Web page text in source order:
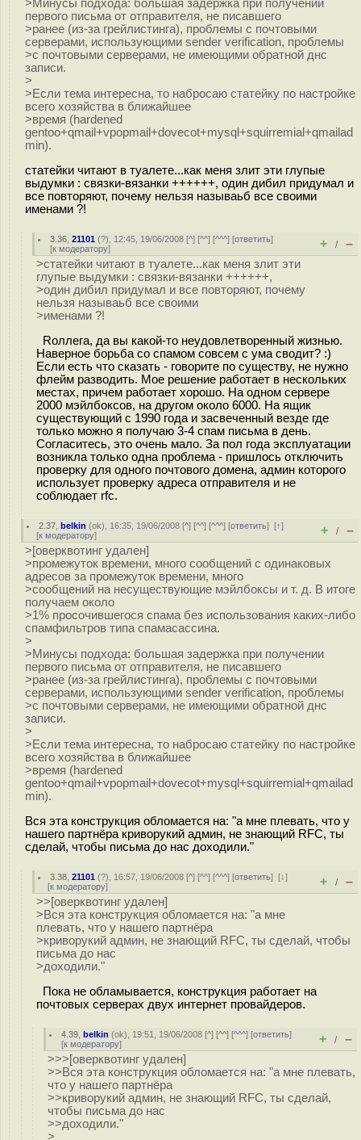
>Минусы подхода: большая задержка при получении
первого письма от отправителя, не писавшего
>ранее (из-за грейлистинга), проблемы с почтовыми
серверами, использующими sender verification, проблемы
>с почтовыми серверами, не имеющими обратной днс
записи.
>
>Если тема интересна, то набросаю статейку по настройке
всего хозяйства в ближайшее
>время (hardened
gentoo+qmail+vpopmail+dovecot+mysql+squirremial+qmailad
min).
статейки читают в туалете...как меня злит эти глупые
выдумки : связки-вязанки ++++++, один дибил придумал и
все повторяют, почему нельзя называьб все своими
именами ?!
3.36 ,21101 (?), 12:45, 19/06/2008 [^] [^^] [^^^] [ответить]
[к модератору] + / –
>статейки читают в туалете...как меня злит эти
глупые выдумки : связки-вязанки ++++++,
>один дибил придумал и все повторяют, почему
нельзя называьб все своими
>именами ?!
Rоллега, да вы какой-то неудовлетворенный жизнью.
Наверное борьба со спамом совсем с ума сводит? :)
Если есть что сказать - говорите по существу, не нужно
флейм разводить. Мое решение работает в нескольких
местах, причем работает хорошо. На одном сервере
2000 мэйлбоксов, на другом около 6000. На ящик
существующий с 1990 года и засвеченный везде где
только можно я получаю 3-4 спам письма в день.
Согласитесь, это очень мало. За пол года эксплуатации
возникла только одна проблема - пришлось отключить
проверку для одного почтового домена, админ которого
использует проверку адреса отправителя и не
соблюдает rfc.
2.37 ,belkin (ok), 16:35, 19/06/2008 [^] [^^] [^^^] [ответить][↑]
[к модератору] + / –
>[оверквотинг удален]
>промежуток времени, много сообщений с одинаковых
адресов за промежуток времени, много
>сообщений на несуществующие мэйлбоксы и т. д. В итоге
получаем около
>1% просочившегося спама без использования каких-либо
спамфильтров типа спамасассина.
>
>Минусы подхода: большая задержка при получении
первого письма от отправителя, не писавшего
>ранее (из-за грейлистинга), проблемы с почтовыми
серверами, использующими sender verification, проблемы
>с почтовыми серверами, не имеющими обратной днс
записи.
>
>Если тема интересна, то набросаю статейку по настройке
всего хозяйства в ближайшее
>время (hardened
gentoo+qmail+vpopmail+dovecot+mysql+squirremial+qmailad
min).
Вся эта конструкция обломается на: "а мне плевать, что у
нашего партнёра криворукий админ, не знающий RFC, ты
сделай, чтобы письма до нас доходили."
3.38 ,21101 (?), 16:57, 19/06/2008 [^] [^^] [^^^] [ответить][↓]
[к модератору] + / –
>>[оверквотинг удален]
>Вся эта конструкция обломается на: "а мне
плевать, что у нашего партнёра
>криворукий админ, не знающий RFC, ты сделай, чтобы
письма до нас
>доходили."
Пока не обламывается, конструкция работает на
почтовых серверах двух интернет провайдеров.
4.39 ,belkin (ok), 19:51, 19/06/2008 [^] [^^] [^^^] [ответить]
[к модератору] + / –
>>>[оверквотинг удален]
>>Вся эта конструкция обломается на: "а мне плевать,
что у нашего партнёра
>>криворукий админ, не знающий RFC, ты сделай,
чтобы письма до нас
>>доходили."
>